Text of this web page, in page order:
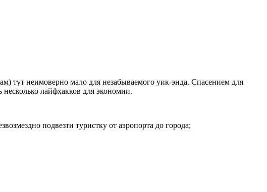
тут неимоверно мало для незабываемого уик-энда. Спасением для
лайфхакков для экономии.
подвезти туристку от аэропорта до города;